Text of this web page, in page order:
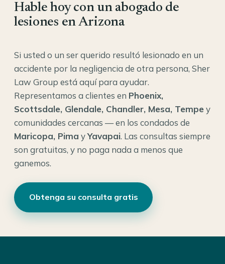
Hable hoy con un abogado de
lesiones en Arizona
Si usted o un ser querido resultó lesionado en un
accidente por la negligencia de otra persona, Sher
Law Group está aquí para ayudar.
Representamos a clientes en Phoenix,
Scottsdale, Glendale, Chandler, Mesa, Tempe y
comunidades cercanas — en los condados de
Maricopa, Pima yYavapai. Las consultas siempre
son gratuitas, y no paga nada a menos que
ganemos.
Obtenga su consulta gratis